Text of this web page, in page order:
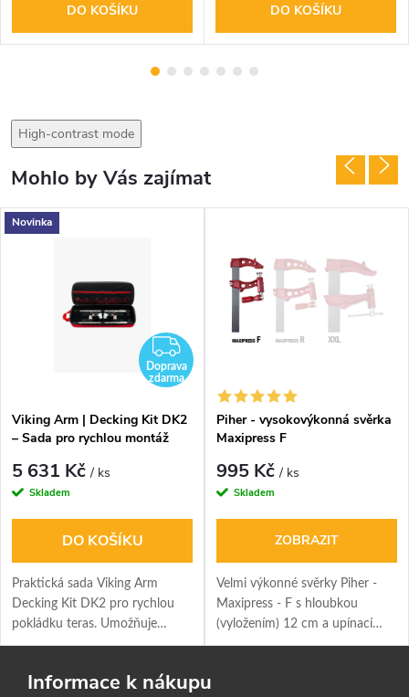
DO KOŠÍKU DO KOŠÍKU
High-contrast mode
Mohlo by Vás zajímat
Novinka
ZDARMA
Doprava
zdarma
Viking Arm | Decking Kit DK2
– Sada pro rychlou montáž
5 631 Kč/ ks
Skladem
DO KOŠÍKU
Praktická sada Viking Arm
Decking Kit DK2 pro rychlou
pokládku teras. Umožňuje
stahování, vyrovnávání a fixaci
Piher - vysokovýkonná svěrka
Maxipress F
995 Kč/ ks
Skladem
ZOBRAZIT
Velmi výkonné svěrky Piher -
Maxipress - F s hloubkou
(vyložením) 12 cm a upínací
silou 900 kg. Nová rukojeť
Informace k nákupu